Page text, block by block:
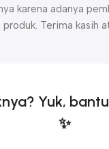
karena adanya
produk. Terima kasih
Yuk,
✨